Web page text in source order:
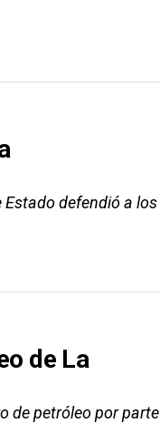
defendió a los
de La
de petróleo por parte